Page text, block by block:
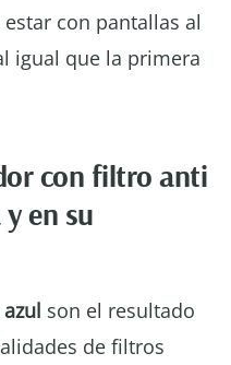
con pantallas al
igual que la primera
con filtro anti
en su
son el resultado
de filtros